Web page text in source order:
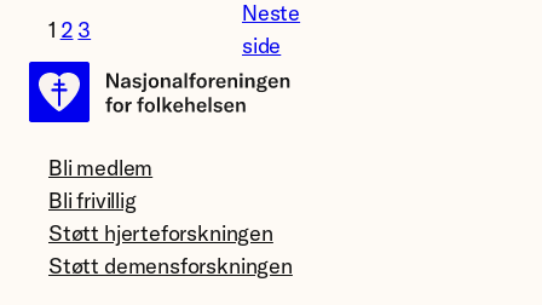
1 2 3
Neste
side
Bli medlem
Bli frivillig
Støtt hjerteforskningen
Støtt demensforskningen